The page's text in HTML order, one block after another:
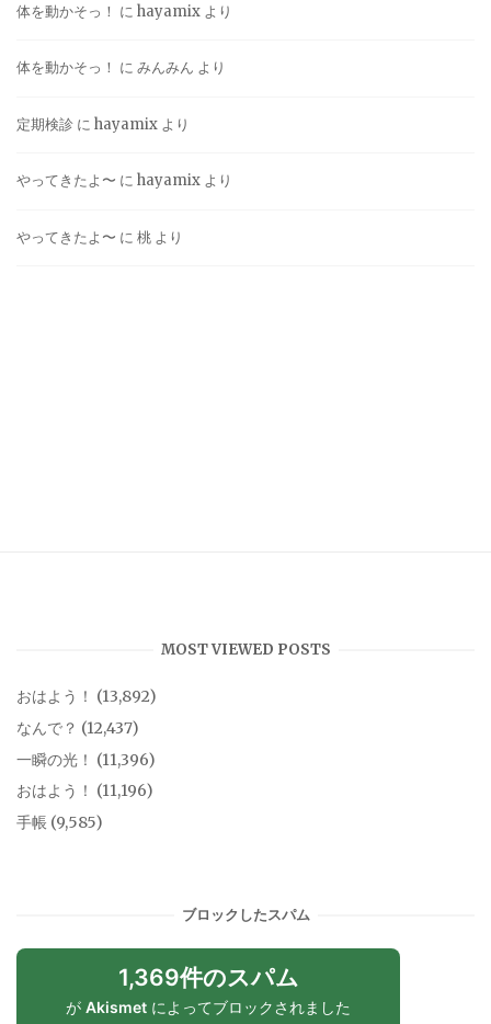
体を動かそっ！ に hayamix より
体を動かそっ！ に みんみん より
定期検診 に hayamix より
やってきたよ〜 に hayamix より
やってきたよ〜 に 桃 より
MOST VIEWED POSTS
おはよう！ (13,892)
なんで？ (12,437)
一瞬の光！ (11,396)
おはよう！ (11,196)
手帳 (9,585)
ブロックしたスパム
1,369件のスパム
が Akismet によってブロックされました